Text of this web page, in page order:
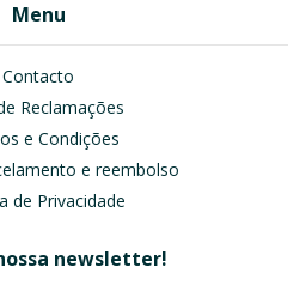
Menu
Contacto
Reclamações
e Condições
e reembolso
de Privacidade
newsletter!